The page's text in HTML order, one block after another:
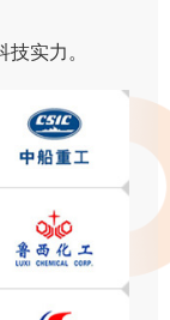
实力。